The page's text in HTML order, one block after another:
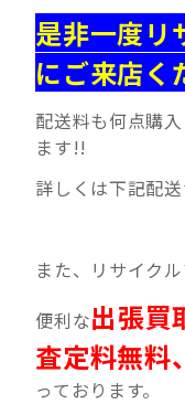
是非一度リ
にご来店く
配送料も何点購
ます!!
詳しくは下記配
また、リサイク
便利な出張
査定料無料
っております。